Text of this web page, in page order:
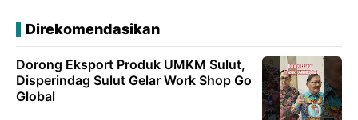
Direkomendasikan
Dorong Eksport Produk UMKM Sulut,
Disperindag Sulut Gelar Work Shop Go
Global